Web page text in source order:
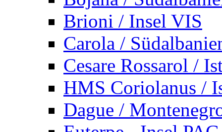
Brioni / Insel VIS
Carola /
Cesare Rossarol /
HMS Coriolanus /
Dague /